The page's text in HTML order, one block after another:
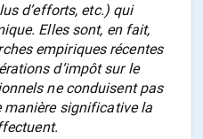
d’efforts, etc.) qui
Elles sont, en fait,
empiriques récentes
d’impôt sur le
ne conduisent pas
significative la